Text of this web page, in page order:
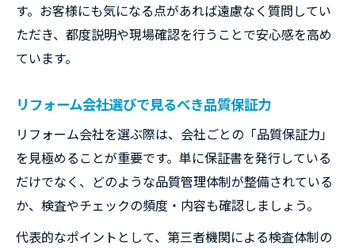
す。お客様にも気になる点があれば遠慮なく質問してい
ただき、都度説明や現場確認を行うことで安心感を高め
ています。
リフォーム会社選びで見るべき品質保証力
リフォーム会社を選ぶ際は、会社ごとの「品質保証力」
を見極めることが重要です。単に保証書を発行している
だけでなく、どのような品質管理体制が整備されている
か、検査やチェックの頻度・内容も確認しましょう。
代表的なポイントとして、第三者機関による検査体制の